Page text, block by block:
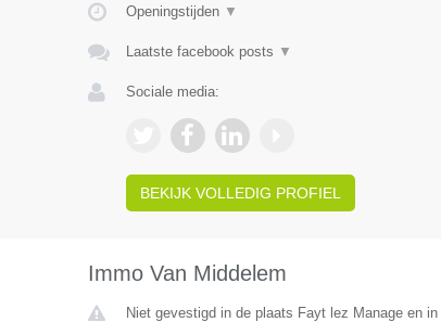
Openingstijden ▼
Laatste facebook posts ▼
Sociale media:
BEKIJK VOLLEDIG PROFIEL
Immo Van Middelem
Niet gevestigd in de plaats Fayt lez Manage en